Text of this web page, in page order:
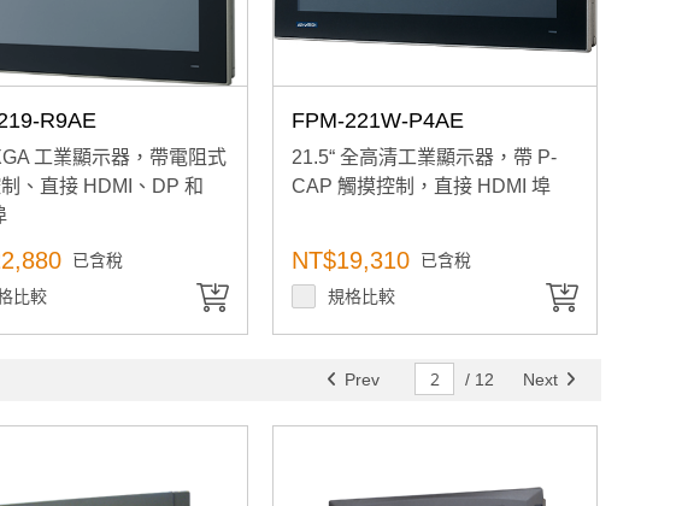
R9AE
工業顯示器，帶電阻式
、直接 HDMI、DP 和
已含稅
比較
FPM-221W-P4AE
21.5“ 全高清工業顯示器，帶 P-
CAP 觸摸控制，直接 HDMI 埠
NT$19,310
已含稅
規格比較
Prev / 12 Next